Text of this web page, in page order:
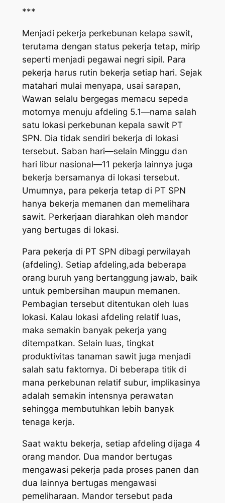
***
Menjadi pekerja perkebunan kelapa sawit,
terutama dengan status pekerja tetap, mirip
seperti menjadi pegawai negri sipil. Para
pekerja harus rutin bekerja setiap hari. Sejak
matahari mulai menyapa, usai sarapan,
Wawan selalu bergegas memacu sepeda
motornya menuju afdeling 5.1—nama salah
satu lokasi perkebunan kepala sawit PT
SPN. Dia tidak sendiri bekerja di lokasi
tersebut. Saban hari—selain Minggu dan
hari libur nasional—11 pekerja lainnya juga
bekerja bersamanya di lokasi tersebut.
Umumnya, para pekerja tetap di PT SPN
hanya bekerja memanen dan memelihara
sawit. Perkerjaan diarahkan oleh mandor
yang bertugas di lokasi.
Para pekerja di PT SPN dibagi perwilayah
(afdeling). Setiap afdeling,ada beberapa
orang buruh yang bertanggung jawab, baik
untuk pembersihan maupun memanen.
Pembagian tersebut ditentukan oleh luas
lokasi. Kalau lokasi afdeling relatif luas,
maka semakin banyak pekerja yang
ditempatkan. Selain luas, tingkat
produktivitas tanaman sawit juga menjadi
salah satu faktornya. Di beberapa titik di
mana perkebunan relatif subur, implikasinya
adalah semakin intensnya perawatan
sehingga membutuhkan lebih banyak
tenaga kerja.
Saat waktu bekerja, setiap afdeling dijaga 4
orang mandor. Dua mandor bertugas
mengawasi pekerja pada proses panen dan
dua lainnya bertugas mengawasi
pemeliharaan. Mandor tersebut pada